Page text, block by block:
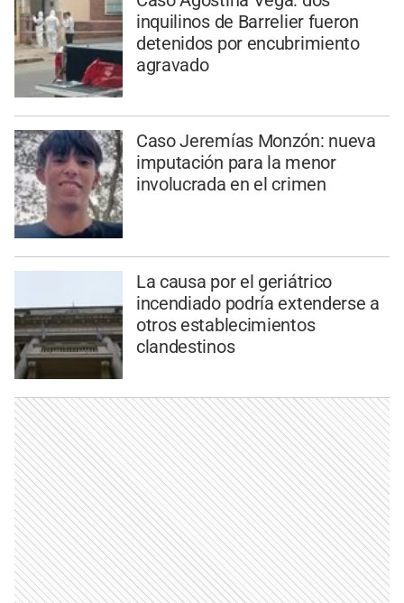
inquilinos de Barrelier fueron
detenidos por encubrimiento
agravado
Caso Jeremías Monzón: nueva
imputación para la menor
involucrada en el crimen
La causa por el geriátrico
incendiado podría extenderse a
otros establecimientos
clandestinos